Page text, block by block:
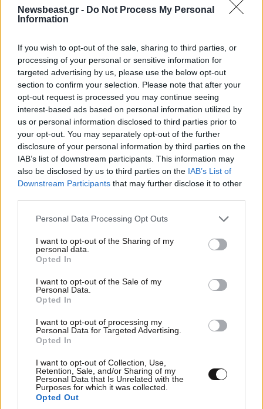
Newsbeast.gr - Do Not Process My Personal
Information
If you wish to opt-out of the sale, sharing to third parties, or
processing of your personal or sensitive information for
targeted advertising by us, please use the below opt-out
section to confirm your selection. Please note that after your
opt-out request is processed you may continue seeing
interest-based ads based on personal information utilized by
us or personal information disclosed to third parties prior to
your opt-out. You may separately opt-out of the further
disclosure of your personal information by third parties on the
IAB’s list of downstream participants. This information may
also be disclosed by us to third parties on the IAB’s List of
Downstream Participants that may further disclose it to other
Please note that this website/app uses one or more Google
not limited to your visit or usage behaviour. You may click to
grant or deny consent to Google and its third-party tags to
use your data for below specified purposes in below Google
consent section.
Personal Data Processing Opt Outs
I want to opt-out of the Sharing of my
personal data.
Opted In
I want to opt-out of the Sale of my
Personal Data.
Opted In
I want to opt-out of processing my
Personal Data for Targeted Advertising.
Opted In
I want to opt-out of Collection, Use,
Retention, Sale, and/or Sharing of my
Personal Data that Is Unrelated with the
Purposes for which it was collected.
Opted Out
LIFESTYLE05·08·2026 17:48
Ιωάννη Σαριδάκη αφαίρεσαν 1.300 έργα τέχνης
από τη βασιλική οικογένεια της Ισπανίας